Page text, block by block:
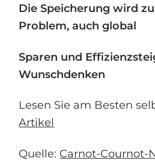
Die Speicherung wird
Problem, auch global
Sparen und
Wunschdenken
Lesen Sie am Besten
Artikel
Quelle: Carnot-Cournot-